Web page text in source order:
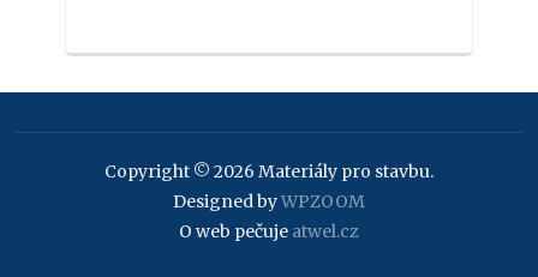
Copyright © 2026 Materiály pro stavbu.
Designed byWPZOOM
O web pečuje atwel.cz